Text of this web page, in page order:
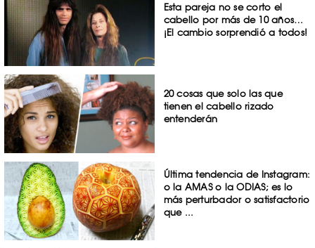
Esta pareja no se corto el
cabello por más de 10 años…
¡El cambio sorprendió a todos!
20 cosas que solo las que
tienen el cabello rizado
entenderán
Última tendencia de Instagram:
o la AMAS o la ODIAS; es lo
más perturbador o satisfactorio
que ...